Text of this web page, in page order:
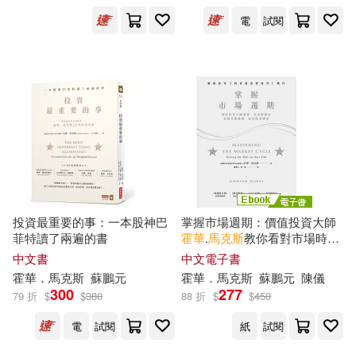
Howard Marks(1)
查理．蒙格(1)
（美）霍華德·馬克斯(1)
（美）霍華德•馬克斯(1)
出版社 (可複選)
電
試閱
投資最重要的事：一本股神巴
菲特讀了兩遍的書
中文書
霍華 ． 馬克斯 蘇鵬元
79 折 $300 $380
電
試閱
掌握市場週期：價值投資大師
霍華.馬克斯教你看對市場時
機，提高投資勝算 (電子書)
中文電子書
霍華 ． 馬克斯 蘇鵬元 陳儀
88 折 $277 $450
紙
試閱